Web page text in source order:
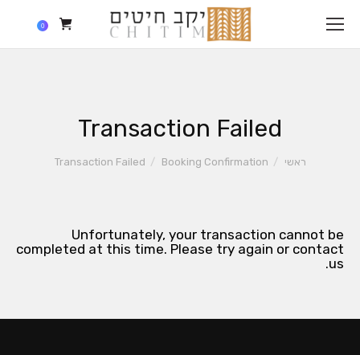
0
Transaction Failed
הנך נמצא כאן:
ראשי Booking Confirmation
Transaction Failed
Unfortunately, your transaction cannot be
completed at this time. Please try again or contact
us.